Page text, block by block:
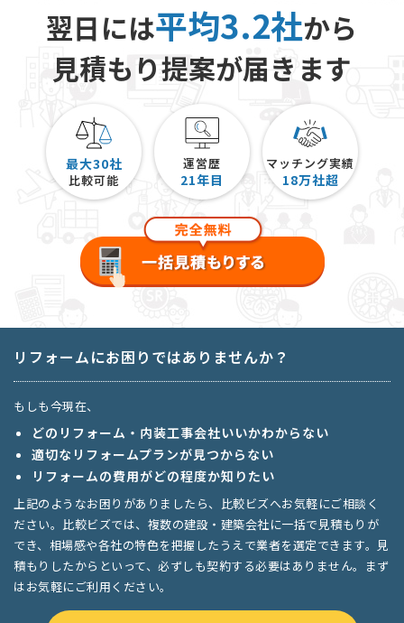
翌日には平均3.2社から
見積もり提案が届きます
最大30社
比較可能
運営歴
21年目
マッチング実績
18万社超
リフォームにお困りではありませんか？
もしも今現在、
どのリフォーム・内装工事会社いいかわからない
適切なリフォームプランが見つからない
リフォームの費用がどの程度か知りたい
上記のようなお困りがありましたら、比較ビズへお気軽にご相談く
ださい。比較ビズでは、複数の建設・建築会社に一括で見積もりが
でき、相場感や各社の特色を把握したうえで業者を選定できます。見
積もりしたからといって、必ずしも契約する必要はありません。まず
はお気軽にご利用ください。